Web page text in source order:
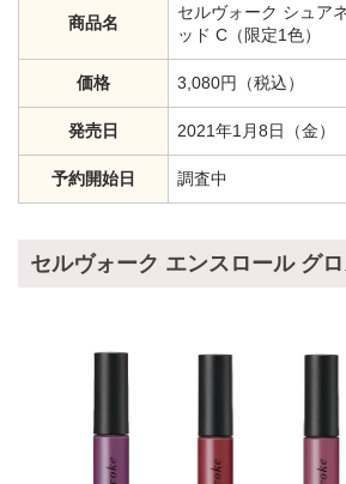
商品名
セルヴォーク シュア
ッド C（限定1色）
価格 3,080円（税込）
発売日 2021年1月8日（金）
予約開始日 調査中
セルヴォーク エンスロール グロ